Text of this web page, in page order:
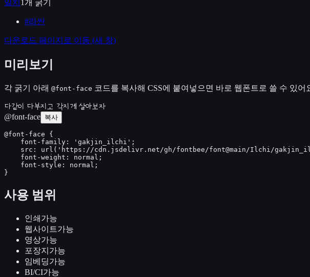
일치 1 개 굵기
#라싼
다운로드 페이지로 이동 (새 창)
미리보기
각 굵기 아래 @font-face 코드를 복사해 CSS에 붙여넣으면 바로 웹폰트로 쓸 수 있어
다같이 다부지고 각지게 살아보자
@font-face 복사
@font-face {
    font-family: 'gakjin_ilchi';
src: url('https://cdn.jsdelivr.net/gh/fontbee/font@main/Ilchi/
    font-weight: normal;
    font-style: normal;
}
사용 범위
인쇄 가능
웹사이트가능
영상가능
포장지 가능
임베딩가능
BI/CI가능